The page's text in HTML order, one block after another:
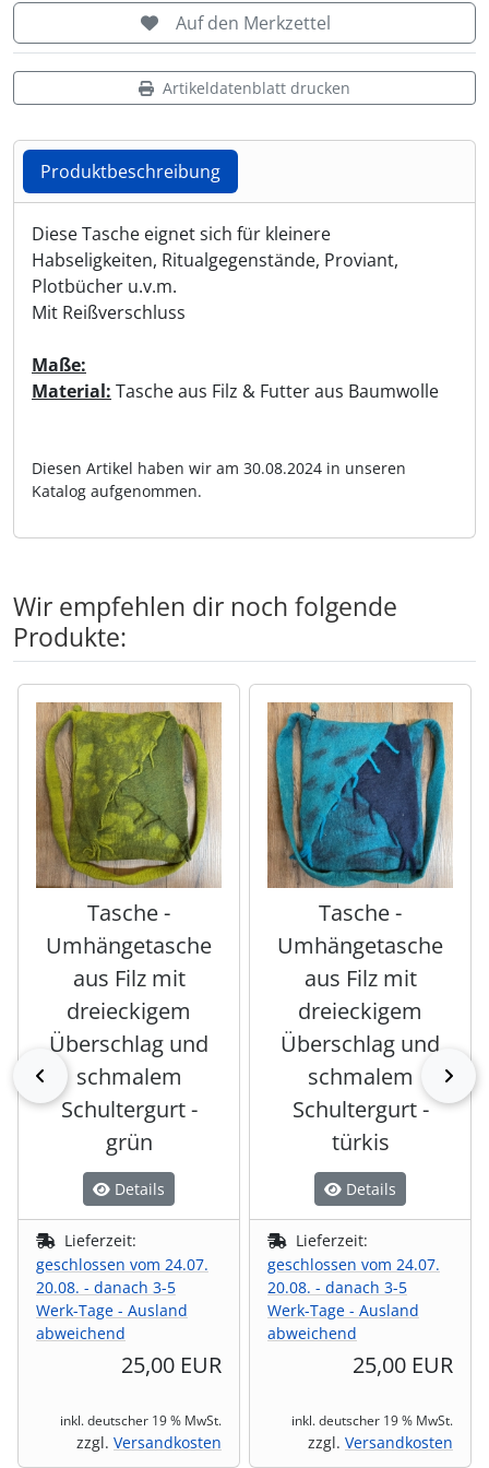
Auf den Merkzettel
Artikeldatenblatt drucken
Produktbeschreibung
Produktbeschreibung
Diese Tasche eignet sich für kleinere
Habseligkeiten, Ritualgegenstände, Proviant,
Plotbücher u.v.m.
Mit Reißverschluss
Maße:
Material: Tasche aus Filz & Futter aus Baumwolle
Diesen Artikel haben wir am 30.08.2024 in unseren
Katalog aufgenommen.
Wir empfehlen dir noch folgende
Produkte:
Es folgt ein Produktslider - navigieren Sie mit der Tab-
zurück
Tasche -
Umhängetasche
aus Filz mit
dreieckigem
Überschlag und
schmalem
Schultergurt -
grün
Details
Lieferzeit:
geschlossen vom 24.07.
20.08. - danach 3-5
Werk-Tage - Ausland
abweichend
25,00 EUR
inkl. deutscher 19 % MwSt.
zzgl. Versandkosten
Tasche -
Umhängetasche
aus Filz mit
dreieckigem
Überschlag und
schmalem
Schultergurt -
türkis
Details
Lieferzeit:
geschlossen vom 24.07.
20.08. - danach 3-5
Werk-Tage - Ausland
abweichend
25,00 EUR
inkl. deutscher 19 % MwSt.
zzgl. Versandkosten
Shisha & Raucherbedarf (23)
Steampunk (28)
Trinkflaschen & -schläuche
Trommeln, Klagschalen & Musikinstrumente (37)
Truhen & Kisten
Umhängetaschen (56)